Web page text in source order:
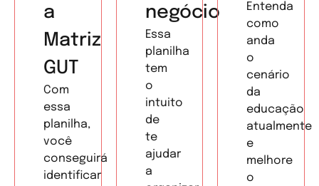
a
Matriz
GUT
Com
essa
planilha,
você
conseguirá
identificar
negócio
Essa
planilha
tem
o
intuito
de
te
ajudar
a
Entenda
como
anda
o
cenário
da
educação
atualmente
e
melhore
o